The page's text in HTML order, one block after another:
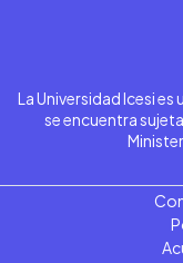
La Universidad Icesi
se encuentra